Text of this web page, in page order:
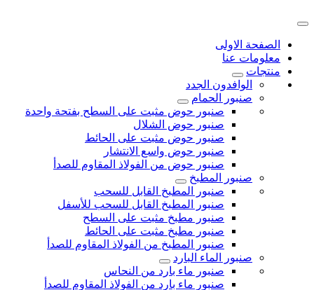
الصفحة الاولى
معلومات عنا
منتجات
الوافدون الجدد
صنبور الحمام
صنبور حوض مثبت على السطح بفتحة واحدة
صنبور حوض الشلال
صنبور حوض مثبت على الحائط
صنبور حوض واسع الانتشار
صنبور حوض من الفولاذ المقاوم للصدأ
صنبور المطبخ
صنبور المطبخ القابل للسحب
صنبور المطبخ القابل للسحب للأسفل
صنبور مطبخ مثبت على السطح
صنبور مطبخ مثبت على الحائط
صنبور المطبخ من الفولاذ المقاوم للصدأ
صنبور الماء البارد
صنبور ماء بارد من النحاس
صنبور ماء بارد من الفولاذ المقاوم للصدأ